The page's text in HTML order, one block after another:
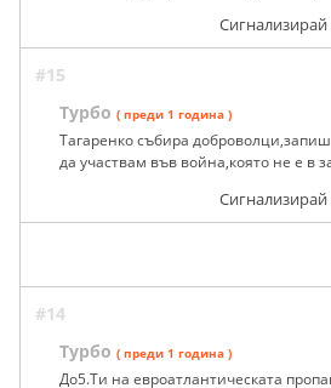
#15
Турбо ( преди 1 година )
Тагаренко събира
да участвам във война,която не е в
#14
Турбо ( преди 1 година )
До5.Ти на евроатлантическата